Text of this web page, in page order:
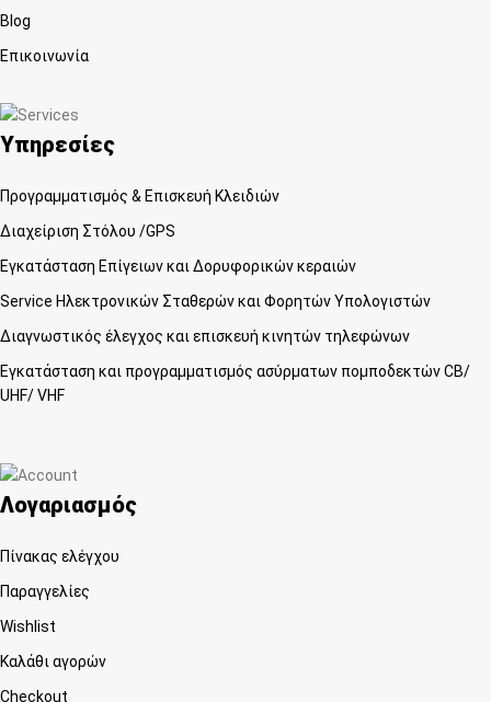
Blog
Επικοινωνία
Υπηρεσίες
Προγραμματισμός & Επισκευή Κλειδιών
Διαχείριση Στόλου /GPS
Εγκατάσταση Επίγειων και Δορυφορικών κεραιών
Service Ηλεκτρονικών Σταθερών και Φορητών Υπολογιστών
Διαγνωστικός έλεγχος και επισκευή κινητών τηλεφώνων
Εγκατάσταση και προγραμματισμός ασύρματων πομποδεκτών CB/
UHF/ VHF
Λογαριασμός
Πίνακας ελέγχου
Παραγγελίες
Wishlist
Καλάθι αγορών
Checkout